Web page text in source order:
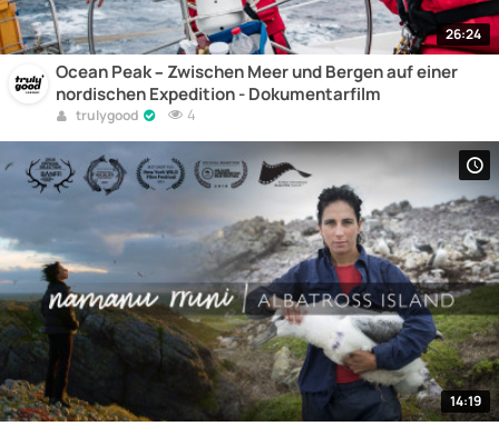
26:24
Ocean Peak – Zwischen Meer und Bergen auf einer
nordischen Expedition - Dokumentarfilm
trulygood 4
14:19